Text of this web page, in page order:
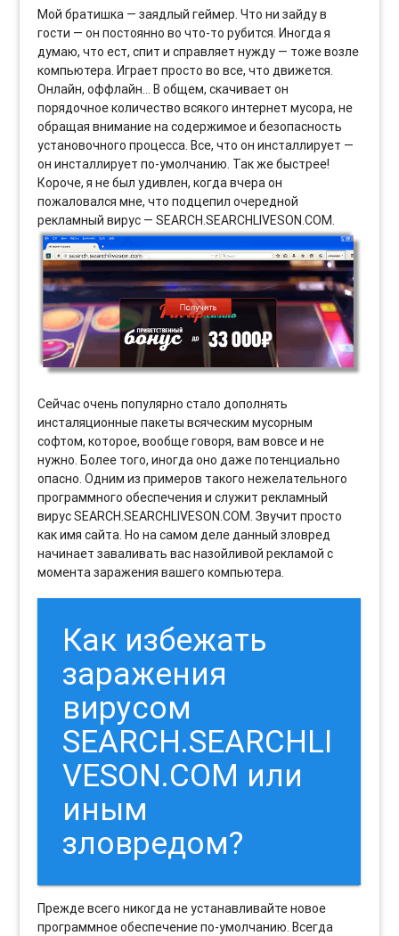
Мой братишка — заядлый геймер. Что ни зайду в
гости — он постоянно во что-то рубится. Иногда я
думаю, что ест, спит и справляет нужду — тоже возле
компьютера. Играет просто во все, что движется.
Онлайн, оффлайн… В общем, скачивает он
порядочное количество всякого интернет мусора, не
обращая внимание на содержимое и безопасность
установочного процесса. Все, что он инсталлирует —
он инсталлирует по-умолчанию. Так же быстрее!
Короче, я не был удивлен, когда вчера он
пожаловался мне, что подцепил очередной
рекламный вирус — SEARCH.SEARCHLIVESON.COM.
Сейчас очень популярно стало дополнять
инсталяционные пакеты всяческим мусорным
софтом, которое, вообще говоря, вам вовсе и не
нужно. Более того, иногда оно даже потенциально
опасно. Одним из примеров такого нежелательного
программного обеспечения и служит рекламный
вирус SEARCH.SEARCHLIVESON.COM. Звучит просто
как имя сайта. Но на самом деле данный зловред
начинает заваливать вас назойливой рекламой с
момента заражения вашего компьютера.
Как избежать
заражения
вирусом
SEARCH.SEARCHLI
VESON.COM или
иным
зловредом?
Прежде всего никогда не устанавливайте новое
программное обеспечение по-умолчанию. Всегда